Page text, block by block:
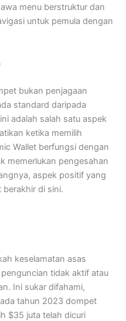
menu berstruktur dan
untuk pemula dengan
bukan penjagaan
standard daripada
adalah salah satu aspek
ketika memilih
Wallet berfungsi dengan
memerlukan pengesahan
aspek positif yang
berakhir di sini.
keselamatan asas
tidak aktif atau
Ini sukar difahami,
tahun 2023 dompet
$35 juta telah dicuri